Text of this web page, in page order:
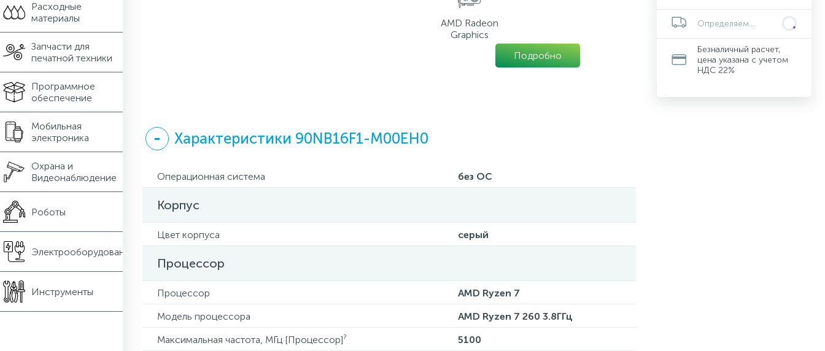
Расходные
материалы
Запчасти для
печатной техники
Программное
обеспечение
Мобильная
электроника
Охрана и
Видеонаблюдение
Роботы
Электрооборудование
Инструменты
AMD Radeon
Graphics
Подробно
Характеристики 90NB16F1-M00EH0
Операционная система без ОС
Корпус
Цвет корпуса серый
Процессор
Процессор
AMD Ryzen 7
Модель процессора
AMD Ryzen 7 260 3.8ГГц
Максимальная частота, МГц [Процессор]?
5100
Определяем...
Безналичный расчет,
цена указана с учетом
НДС 22%